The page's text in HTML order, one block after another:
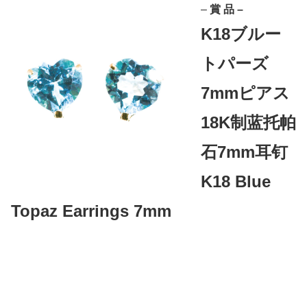
– 賞 品 –
K18ブルー
トパーズ
7mmピアス
18K制蓝托帕
石7mm耳钉
K18 Blue
Topaz Earrings 7mm